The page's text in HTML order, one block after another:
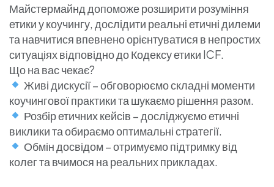
Майстермайнд допоможе розширити розуміння
етики у коучингу, дослідити реальні етичні дилеми
та навчитися впевнено орієнтуватися в непростих
ситуаціях відповідно до Кодексу етики ICF.
Що на вас чекає?
Живі дискусії – обговорюємо складні моменти
коучингової практики та шукаємо рішення разом.
Розбір етичних кейсів – досліджуємо етичні
виклики та обираємо оптимальні стратегії.
Обмін досвідом – отримуємо підтримку від
колег та вчимося на реальних прикладах.